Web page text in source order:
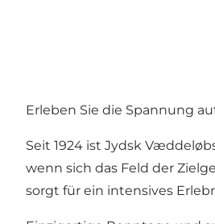
Erleben Sie die Spannung
Seit 1924 ist Jydsk
wenn sich das Feld der
sorgt für ein intensives